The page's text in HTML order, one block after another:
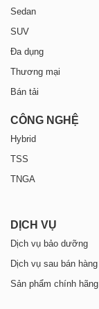
Sedan
SUV
Đa dụng
Thương mại
Bán tải
CÔNG NGHỆ
Hybrid
TSS
TNGA
DỊCH VỤ
Dịch vụ bảo dưỡng
Dịch vụ sau bán hàng
Sản phẩm chính hãng